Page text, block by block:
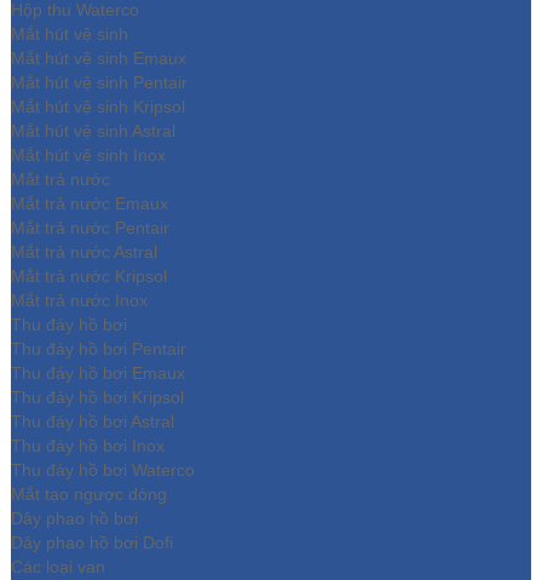
Hộp thu Waterco
Mắt hút vệ sinh
Mắt hút vệ sinh Emaux
Mắt hút vệ sinh Pentair
Mắt hút vệ sinh Kripsol
Mắt hút vệ sinh Astral
Mắt hút vệ sinh Inox
Mắt trả nước
Mắt trả nước Emaux
Mắt trả nước Pentair
Mắt trả nước Astral
Mắt trả nước Kripsol
Mắt trả nước Inox
Thu đáy hồ bơi
Thu đáy hồ bơi Pentair
Thu đáy hồ bơi Emaux
Thu đáy hồ bơi Kripsol
Thu đáy hồ bơi Astral
Thu đáy hồ bơi Inox
Thu đáy hồ bơi Waterco
Mắt tạo ngược dòng
Dây phao hồ bơi
Dây phao hồ bơi Dofi
Các loại van